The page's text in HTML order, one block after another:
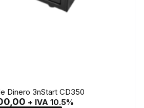
Dinero 3nStart CD350
+ IVA 10.5%